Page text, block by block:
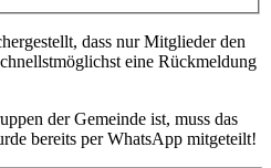
dass nur Mitglieder den
eine Rückmeldung
der Gemeinde ist, muss das
bereits per WhatsApp mitgeteilt!